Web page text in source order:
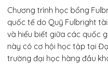
Chương trình học bổng
quốc tế do Quỹ Fulbright
và hiểu biết giữa các quốc
này có cơ hội học tập tại
trường đại học hàng đầu